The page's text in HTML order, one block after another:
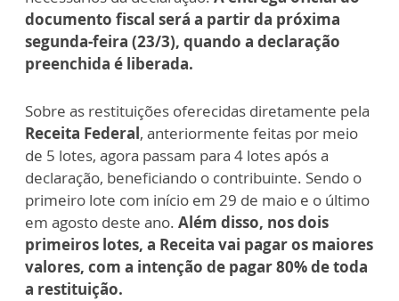
documento fiscal será a partir da próxima
segunda-feira (23/3), quando a declaração
preenchida é liberada.
Sobre as restituições oferecidas diretamente pela
Receita Federal, anteriormente feitas por meio
de 5 lotes, agora passam para 4 lotes após a
declaração, beneficiando o contribuinte. Sendo o
primeiro lote com início em 29 de maio e o último
em agosto deste ano. Além disso, nos dois
primeiros lotes, a Receita vai pagar os maiores
valores, com a intenção de pagar80% de toda
a restituição.